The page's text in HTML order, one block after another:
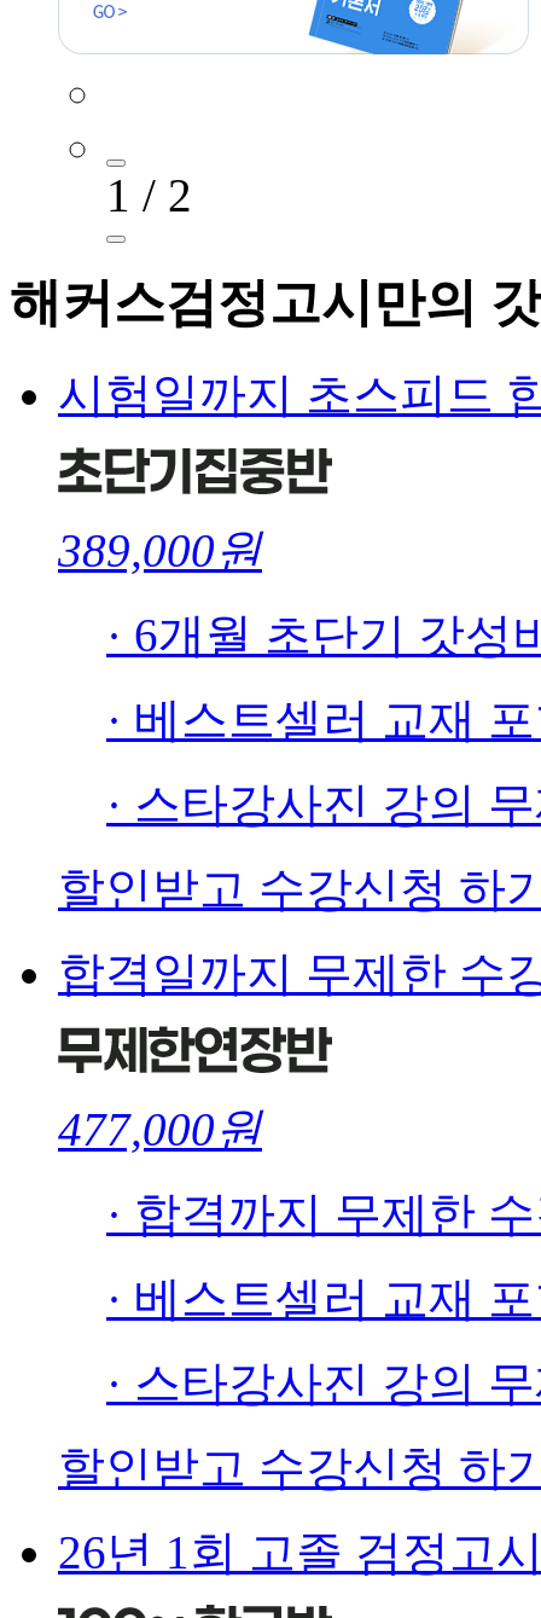
1 / 2
해커스검정고시만의
시험일까지 초스피드
389,000원
· 6개월 초단기 갓성
· 베스트셀러 교재
· 스타강사진 강의
할인받고 수강신청 하
합격일까지 무제한 수
477,000원
· 합격까지 무제한
· 베스트셀러 교재
· 스타강사진 강의
할인받고 수강신청 하
26년 1회 고졸 검정고